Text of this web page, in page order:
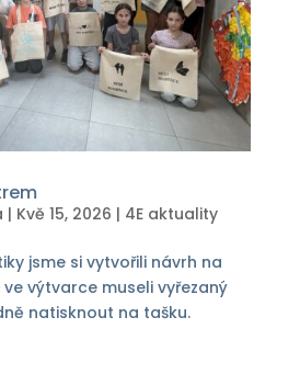
| Kvě 15, 2026 | 4E aktuality
jsme si vytvořili návrh na
výtvarce museli vyřezaný
natisknout na tašku.